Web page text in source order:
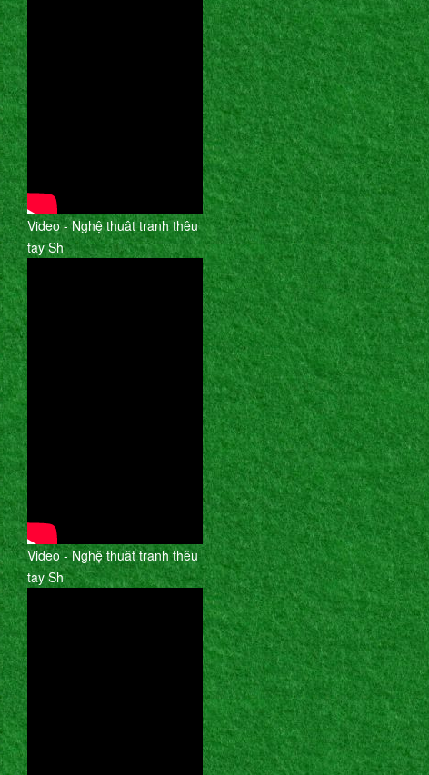
Video - Nghệ thuât tranh thêu
tay Sh
Video - Nghệ thuât tranh thêu
tay Sh